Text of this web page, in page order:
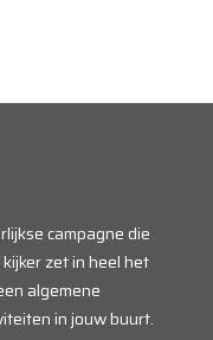
campagne die
zet in heel het
algemene
in jouw buurt.